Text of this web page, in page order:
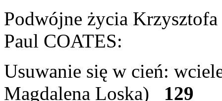
Podwójne życia
Paul COATES:
Usuwanie się w cień:
Magdalena Loska) 129